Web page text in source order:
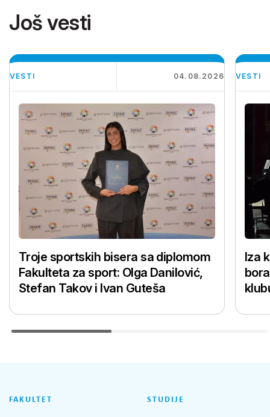
Još vesti
VESTI 04.08.2026
Troje sportskih bisera sa diplomom
Fakulteta za sport: Olga Danilović,
Stefan Takov i Ivan Guteša
VESTI
Iza
FAKULTET STUDIJE